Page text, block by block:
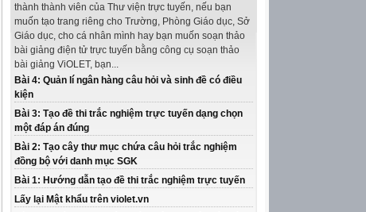
thành thành viên của Thư viện trực tuyến, nếu bạn
muốn tạo trang riêng cho Trường, Phòng Giáo dục, Sở
Giáo dục, cho cá nhân mình hay bạn muốn soạn thảo
bài giảng điện tử trực tuyến bằng công cụ soạn thảo
bài giảng ViOLET, bạn...
Bài 4: Quản lí ngân hàng câu hỏi và sinh đề có điều
kiện
Bài 3: Tạo đề thi trắc nghiệm trực tuyến dạng chọn
một đáp án đúng
Bài 2: Tạo cây thư mục chứa câu hỏi trắc nghiệm
đồng bộ với danh mục SGK
Bài 1: Hướng dẫn tạo đề thi trắc nghiệm trực tuyến
Lấy lại Mật khẩu trên violet.vn